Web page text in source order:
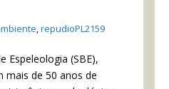
,repudioPL2159
Espeleologia (SBE),
mais de 50 anos de